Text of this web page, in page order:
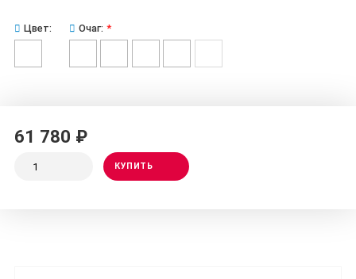
Цвет: Очаг:
61 780 ₽
КУПИТЬ